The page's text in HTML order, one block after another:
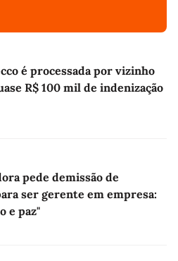
é processada por vizinho
R$ 100 mil de indenização
pede demissão de
ser gerente em empresa:
e paz"